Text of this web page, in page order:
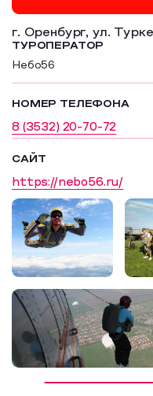
Аттестованные
Все маршруты
Доступная среда
г. Оренбург, ул.
ТУРОПЕРАТОР
Небо56
НОМЕР ТЕЛЕФОНА
8 (3532) 20-70-72
САЙТ
https://nebo56.ru/